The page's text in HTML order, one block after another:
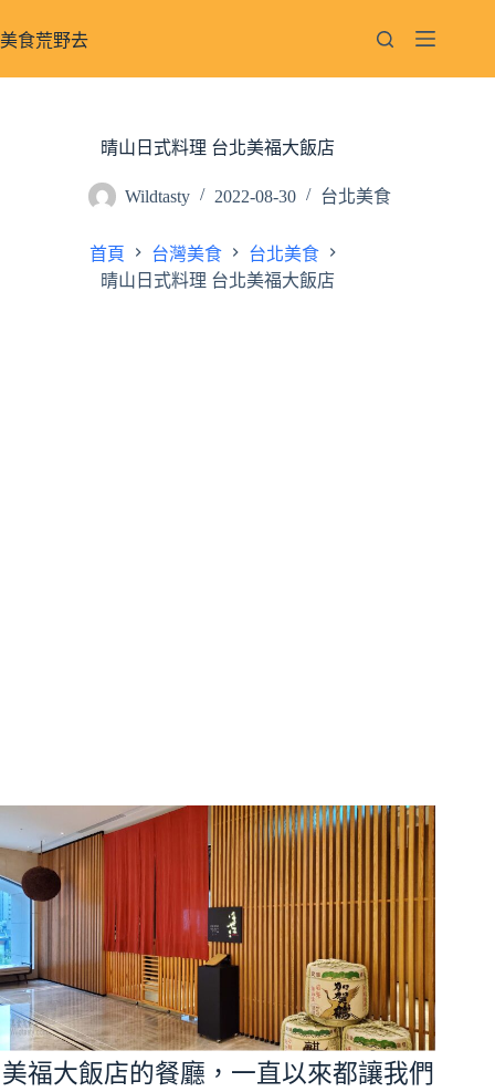
至
美食荒野去
晴山日式料理 台北美福大飯店
Wildtasty 2022-08-30 台北美食
首頁 台灣美食
台北美食
晴山日式料理 台北美福大飯店
美福大飯店的餐廳，一直以來都讓我們